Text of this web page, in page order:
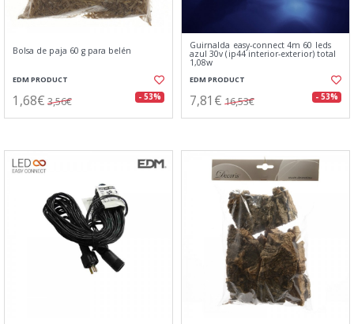
Bolsa de paja 60 g para belén
EDM PRODUCT
1,68€ 3,56€ - 53%
Guirnalda easy-connect 4m 60 leds
azul 30v (ip44 interior-exterior) total
1,08w
EDM PRODUCT
7,81€ 16,53€ - 53%